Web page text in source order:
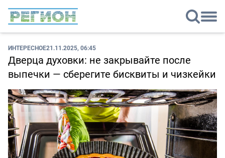
ИНТЕРЕСНОЕ21.11.2025, 06:45
Дверца духовки: не закрывайте после
выпечки — сберегите бисквиты и чизкейки